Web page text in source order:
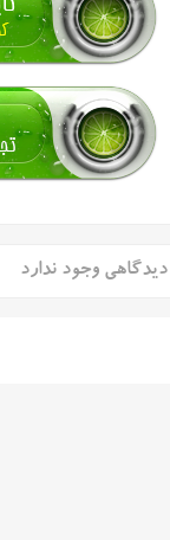
دیدگاهی وجود ندارد